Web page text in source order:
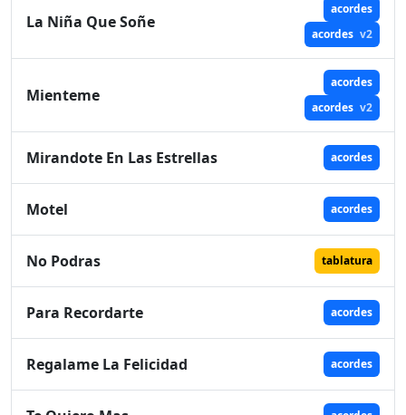
La Niña Que Soñe
acordes
acordes v2
Mienteme
acordes
acordes v2
Mirandote En Las Estrellas acordes
Motel acordes
No Podras tablatura
Para Recordarte acordes
Regalame La Felicidad acordes